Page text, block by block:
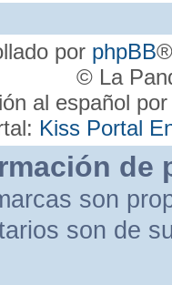
por phpBB
© La
al español
Kiss Portal
de
son
son de